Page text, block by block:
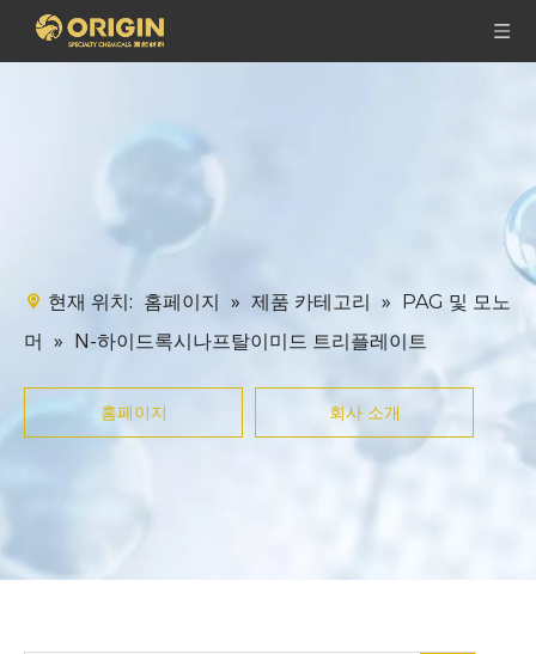
현재 위치: 홈페이지 » 제품 카테고리 » PAG 및 모노
머 » N-하이드록시나프탈이미드 트리플레이트
홈페이지 회사 소개